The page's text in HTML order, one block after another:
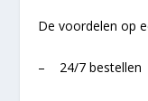
De voordelen op
– 24/7 bestellen